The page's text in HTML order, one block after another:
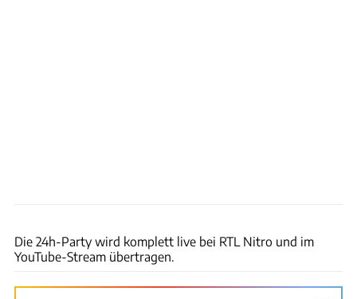
Die 24h-Party wird komplett live bei RTL Nitro und im
YouTube-Stream übertragen.